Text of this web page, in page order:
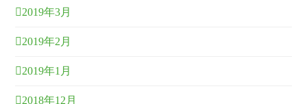
2019年3月
2019年2月
2019年1月
2018年12月